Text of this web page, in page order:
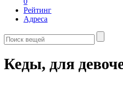
Рейтинг
Адреса
Кеды, для